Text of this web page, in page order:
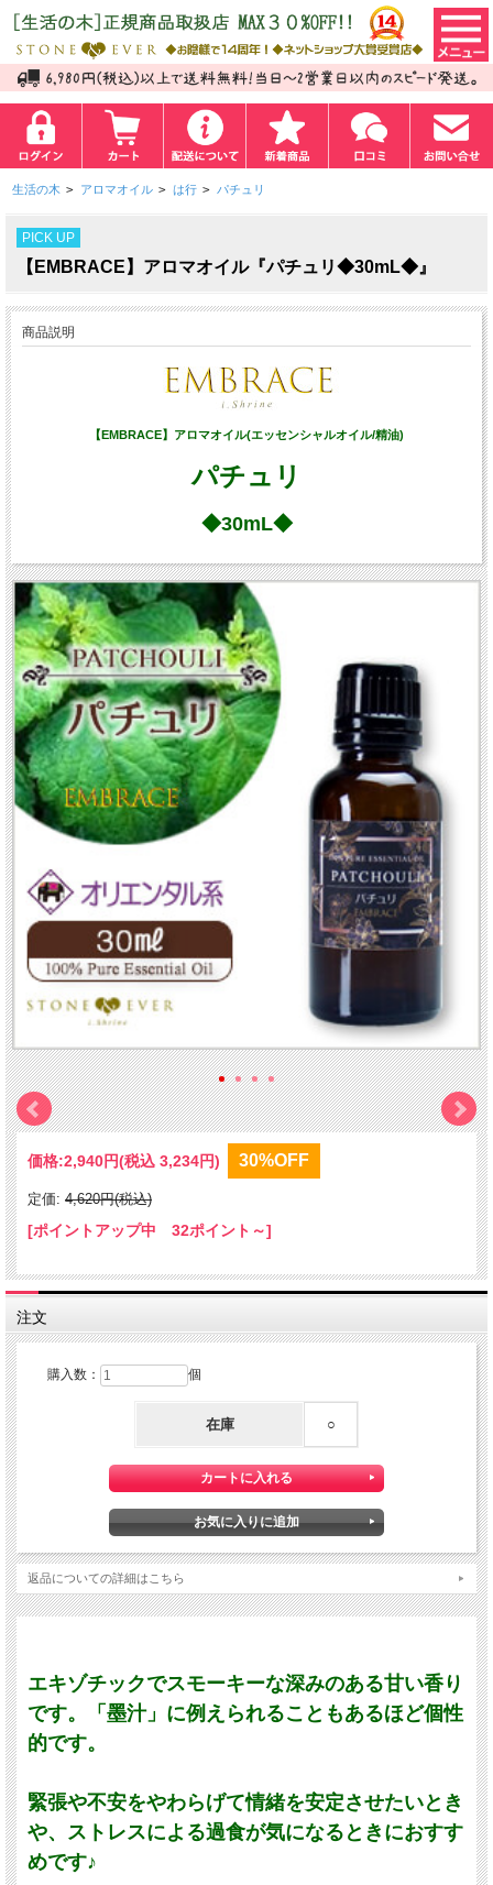
生活の木 > アロマオイル > は行 > パチュリ
PICK UP
【EMBRACE】アロマオイル『パチュリ◆30mL◆』
商品説明
【EMBRACE】アロマオイル(エッセンシャルオイル/精油)
パチュリ
◆30mL◆
価格:2,940円(税込 3,234円) 30%OFF
定価: 4,620円(税込)
[ポイントアップ中 32ポイント～]
注文
購入数： 個
在庫 ○
返品についての詳細はこちら
エキゾチックでスモーキーな深みのある甘い香り
です。「墨汁」に例えられることもあるほど個性
的です。
緊張や不安をやわらげて情緒を安定させたいとき
や、ストレスによる過食が気になるときにおすす
めです♪